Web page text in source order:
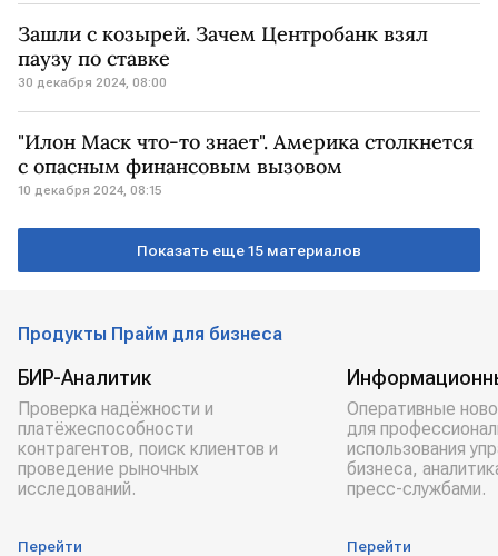
Зашли с козырей. Зачем Центробанк взял
паузу по ставке
30 декабря 2024, 08:00
"Илон Маск что-то знает". Америка столкнется
с опасным финансовым вызовом
10 декабря 2024, 08:15
Показать еще 15 материалов
Продукты Прайм для бизнеса
БИР-Аналитик
Проверка надёжности и
платёжеспособности
контрагентов, поиск клиентов и
проведение рыночных
исследований.
Перейти
Оперативные
для
использования
бизнеса,
пресс-службами.
Перейти